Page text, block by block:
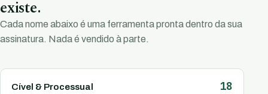
existe.
Cada nome abaixo é uma ferramenta pronta dentro da sua
assinatura. Nada é vendido à parte.
Cível & Processual 18